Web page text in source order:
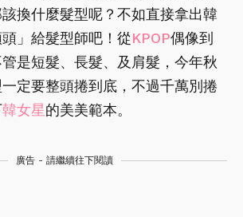
換什麼髮型呢？不如直接拿出韓
」給髮型師吧！從KPOP偶像到
是短髮、長髮、及肩髮，今年秋
定要整頭捲到底，不過千萬別捲
韓女星的美美範本。
廣告 - 請繼續往下閱讀